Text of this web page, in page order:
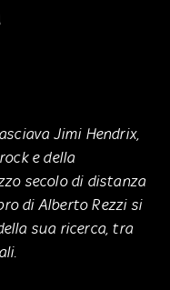
Jimi Hendrix,
e della
secolo di distanza
di Alberto Rezzi si
sua ricerca, tra